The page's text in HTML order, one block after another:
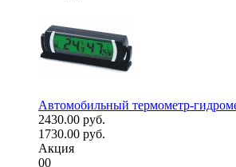
Автомобильный термометр-
2430.00 руб.
1730.00 руб.
Акция
00